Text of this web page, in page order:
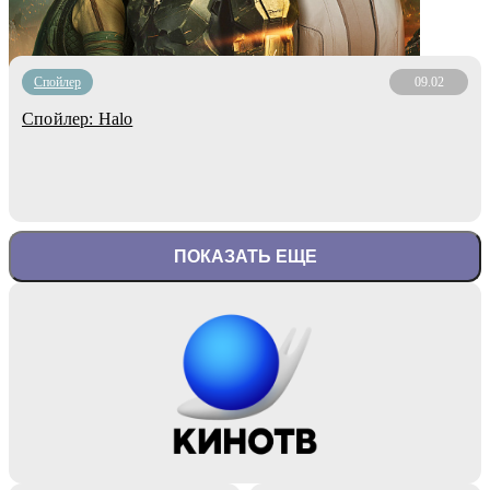
Cпойлер 09.02
Спойлер: Halo
ПОКАЗАТЬ ЕЩЕ